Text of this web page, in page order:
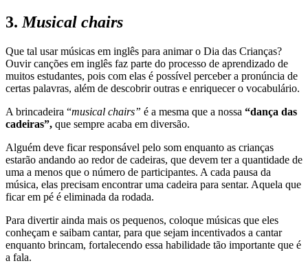
3.Musical chairs
Que tal usar músicas em inglês para animar o Dia das Crianças?
Ouvir canções em inglês faz parte do processo de aprendizado de
muitos estudantes, pois com elas é possível perceber a pronúncia de
certas palavras, além de descobrir outras e enriquecer o vocabulário.
A brincadeira “musical chairs” é a mesma que a nossa “dança das
cadeiras”, que sempre acaba em diversão.
Alguém deve ficar responsável pelo som enquanto as crianças
estarão andando ao redor de cadeiras, que devem ter a quantidade de
uma a menos que o número de participantes. A cada pausa da
música, elas precisam encontrar uma cadeira para sentar. Aquela que
ficar em pé é eliminada da rodada.
Para divertir ainda mais os pequenos, coloque músicas que eles
conheçam e saibam cantar, para que sejam incentivados a cantar
enquanto brincam, fortalecendo essa habilidade tão importante que é
a fala.